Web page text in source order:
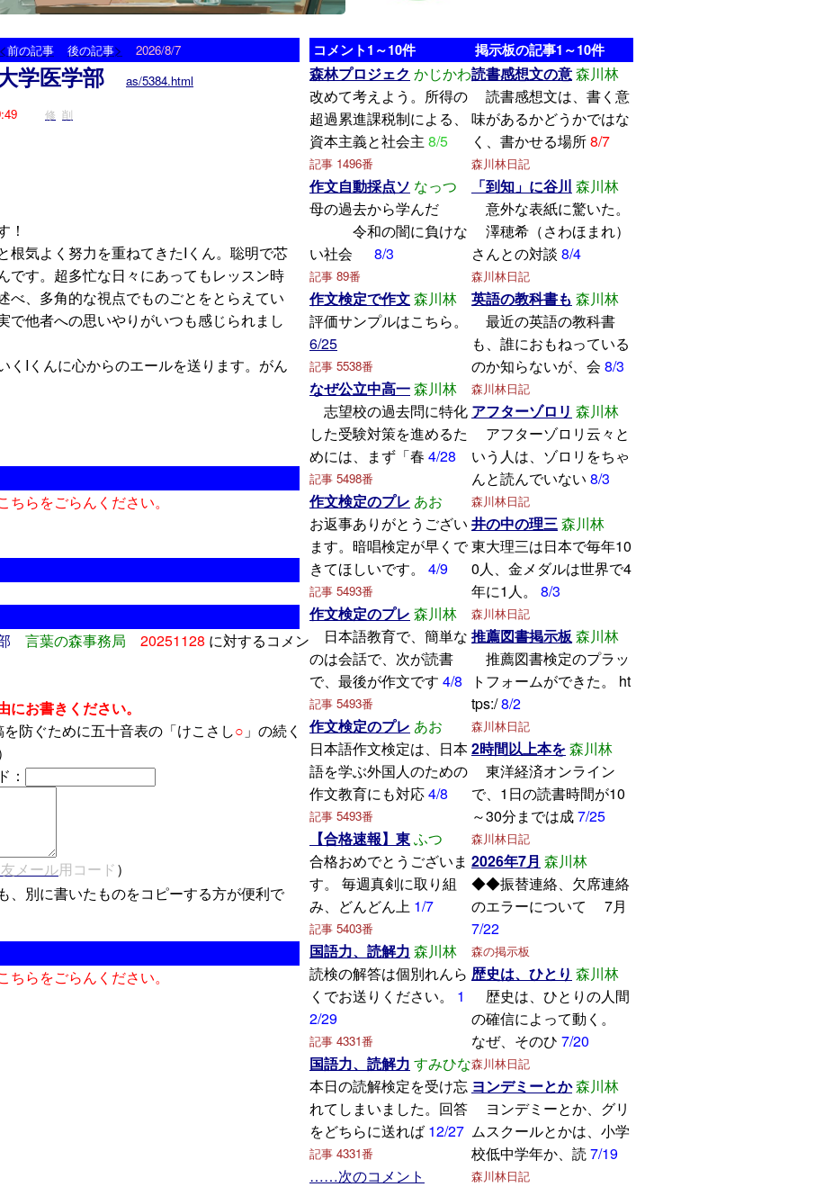
<前の記事 後の記事> 2026/8/7
学医学部
as/5384.html
修 削
！
根気よく努力を重ねてきたIくん。聡明で芯
です。超多忙な日々にあってもレッスン時
べ、多角的な視点でものごとをとらえてい
で他者への思いやりがいつも感じられまし
くIくんに心からのエールを送ります。がん
らをごらんください。
言葉の森事務局 20251128 に対するコメン
お書きください。
を防ぐために五十音表の「けこさし○ 」の続く
：
メール用コード）
、別に書いたものをコピーする方が便利で
らをごらんください。
コメント1～10件
森林プロジェク かじかわ
改めて考えよう。所得の
超過累進課税制による、
資本主義と社会主 8/5
記事 1496番
作文自動採点ソ なっつ
母の過去から学んだ
令和の闇に負けな
い社会
8/3
記事 89番
作文検定で作文森川林
評価サンプルはこちら。
6/25
記事 5538番
なぜ公立中高一森川林
志望校の過去問に特化
した受験対策を進めるた
めには、まず「春 4/28
記事 5498番
作文検定のプレ あお
お返事ありがとうござい
ます。暗唱検定が早くで
きてほしいです。
4/9
記事 5493番
作文検定のプレ 森川林
日本語教育で、簡単な
のは会話で、次が読書
で、最後が作文です 4/8
記事 5493番
作文検定のプレ あお
日本語作文検定は、日本
語を学ぶ外国人のための
作文教育にも対応4/8
記事 5493番
【合格速報】東ふつ
合格おめでとうございま
す。 毎週真剣に取り組
み、どんどん上 1/7
記事 5403番
国語力、読解力 森川林
読検の解答は個別れんら
くでお送りください。
1
2/29
記事 4331番
国語力、読解力 すみひな
本日の読解検定を受け忘
れてしまいました。回答
をどちらに送れば 12/27
記事 4331番
……次のコメント
掲示板の記事1～10件
読書感想文の意森川林
読書感想文は、書く意
味があるかどうかではな
く、書かせる場所8/7
森川林日記
「到知」に谷川 森川林
意外な表紙に驚いた。
澤穂希（さわほまれ）
さんとの対談 8/4
森川林日記
英語の教科書も 森川林
最近の英語の教科書
も、誰におもねっている
のか知らないが、会 8/3
森川林日記
アフターゾロリ 森川林
アフターゾロリ云々と
いう人は、ゾロリをちゃ
んと読んでいない 8/3
森川林日記
井の中の理三森川林
東大理三は日本で毎年10
0人、金メダルは世界で4
年に1人。 8/3
森川林日記
推薦図書掲示板森川林
推薦図書検定のプラッ
トフォームができた。 ht
tps:/8/2
森川林日記
2時間以上本を森川林
東洋経済オンライン
で、1日の読書時間が10
～30分までは成7/25
森川林日記
2026年7月 森川林
◆◆振替連絡、欠席連絡
のエラーについて 7月
7/22
森の掲示板
歴史は、ひとり 森川林
歴史は、ひとりの人間
の確信によって動く。
なぜ、そのひ 7/20
森川林日記
ヨンデミーとか森川林
ヨンデミーとか、グリ
ムスクールとかは、小学
校低中学年か、読7/19
森川林日記